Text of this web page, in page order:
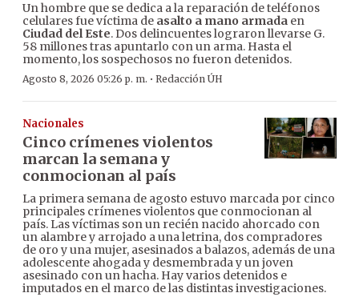
Un hombre que se dedica a la reparación de teléfonos
celulares fue víctima de asalto a mano armada en
Ciudad del Este. Dos delincuentes lograron llevarse G.
58 millones tras apuntarlo con un arma. Hasta el
momento, los sospechosos no fueron detenidos.
Agosto 8, 2026 05:26 p. m. · Redacción ÚH
Nacionales
Cinco crímenes violentos
marcan la semana y
conmocionan al país
La primera semana de agosto estuvo marcada por cinco
principales crímenes violentos que conmocionan al
país. Las víctimas son un recién nacido ahorcado con
un alambre y arrojado a una letrina, dos compradores
de oro y una mujer, asesinados a balazos, además de una
adolescente ahogada y desmembrada y un joven
asesinado con un hacha. Hay varios detenidos e
imputados en el marco de las distintas investigaciones.